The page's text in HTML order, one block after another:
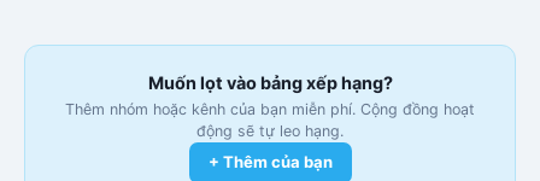
Muốn lọt vào bảng xếp hạng?
Thêm nhóm hoặc kênh của bạn miễn phí. Cộng đồng hoạt
động sẽ tự leo hạng.
+ Thêm của bạn